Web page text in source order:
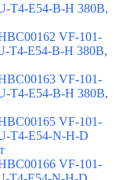
T4-E54-B-H 380В,
VF-101-
T4-E54-B-H 380В,
VF-101-
T4-E54-B-H 380В,
VF-101-
T4-E54-N-H-D
VF-101-